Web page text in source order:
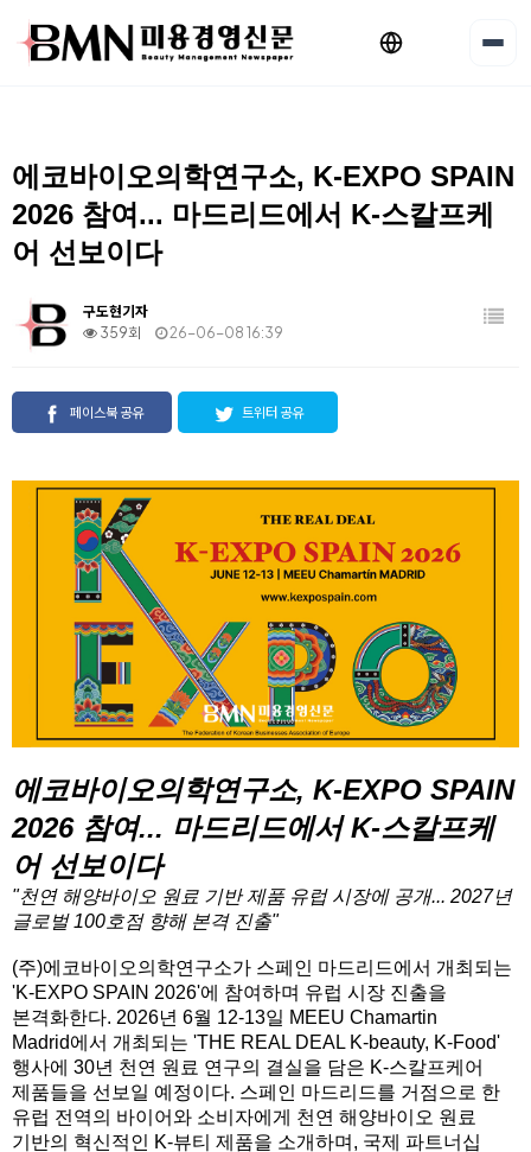
에코바이오의학연구소, K-EXPO SPAIN
2026 참여... 마드리드에서 K-스칼프케
어 선보이다
구도현기자
359회
26-06-08 16:39
페이스북 공유 트위터 공유
에코바이오의학연구소, K-EXPO SPAIN
2026 참여... 마드리드에서 K-스칼프케
어 선보이다
"천연 해양바이오 원료 기반 제품 유럽 시장에 공개... 2027년
글로벌 100호점 향해 본격 진출"
(주)에코바이오의학연구소가 스페인 마드리드에서 개최되는
'K-EXPO SPAIN 2026'에 참여하며 유럽 시장 진출을
본격화한다. 2026년 6월 12-13일 MEEU Chamartin
Madrid에서 개최되는 'THE REAL DEAL K-beauty, K-Food'
행사에 30년 천연 원료 연구의 결실을 담은 K-스칼프케어
제품들을 선보일 예정이다. 스페인 마드리드를 거점으로 한
유럽 전역의 바이어와 소비자에게 천연 해양바이오 원료
기반의 혁신적인 K-뷰티 제품을 소개하며, 국제 파트너십